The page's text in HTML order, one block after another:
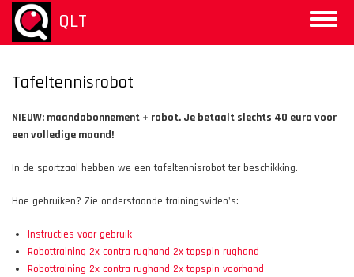
Aller
contenu
Toggle
QLT
Tafeltennisrobot
NIEUW: maandabonnement + robot. Je betaalt slechts 40 euro voor
een volledige maand!
In de sportzaal hebben we een tafeltennisrobot ter beschikking.
Hoe gebruiken? Zie onderstaande trainingsvideo's:
Instructies voor gebruik
Robottraining 2x contra rughand 2x topspin rughand
Robottraining 2x contra rughand 2x topspin voorhand